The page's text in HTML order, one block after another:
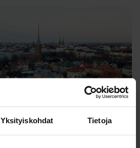
Yksityiskohdat Tietoja